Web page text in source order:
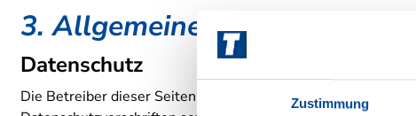
Zustimmung
3. Allgemeine Hinweise und
Datenschutz
Die Betreiber dieser Seiten nehmen den Schutz Ihrer